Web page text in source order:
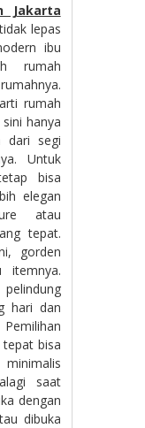
Jakarta
lepas
ibu
rumah
rumah
hanya
dari segi
Untuk
bisa
elegan
atau
tepat.
gorden
itemnya.
hari dan
bisa
saat
dengan
dibuka